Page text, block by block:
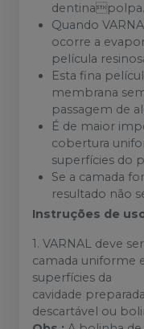
dentinapolpa.
Quando
ocorre a
película
Esta fina
membrana
passagem de
É de maior
cobertura
superfícies do
Se a camada
resultado não
Instruções de
1. VARNAL deve
camada uniforme
superfícies da
cavidade
descartável ou